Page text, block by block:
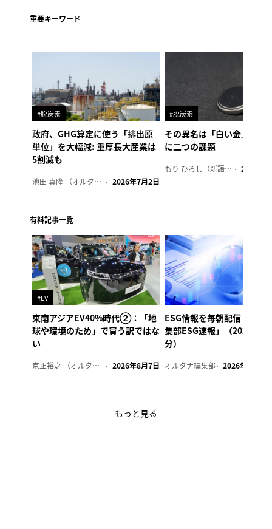
重要キーワード
#脱炭素
政府、GHG算定に使う「排出原
単位」を大幅減: 重厚長大産業は
5割減も
池田 真隆 （オルタナ輪番編集長） 2026年7月2日
#脱炭素
その異名は「白い金」、リ
に二つの課題
もり ひろし（新語ウォッチャー） 2023年7
有料記事一覧
#EV
東南アジアEV40%時代②：「地
球や環境のため」で買う訳ではな
い
京正裕之 （オルタナ副編集長） 2026年8月7日
ESG情報を毎朝配信「オル
集部ESG速報」（2026年8
分）
オルタナ編集部 2026年8月7日
もっと見る